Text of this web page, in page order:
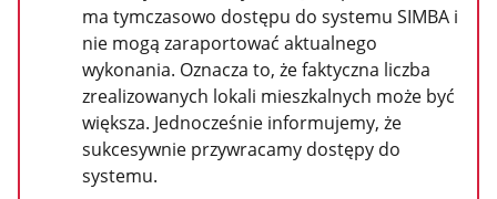
ma tymczasowo dostępu do systemu SIMBA i
nie mogą zaraportować aktualnego
wykonania. Oznacza to, że faktyczna liczba
zrealizowanych lokali mieszkalnych może być
większa. Jednocześnie informujemy, że
sukcesywnie przywracamy dostępy do
systemu.